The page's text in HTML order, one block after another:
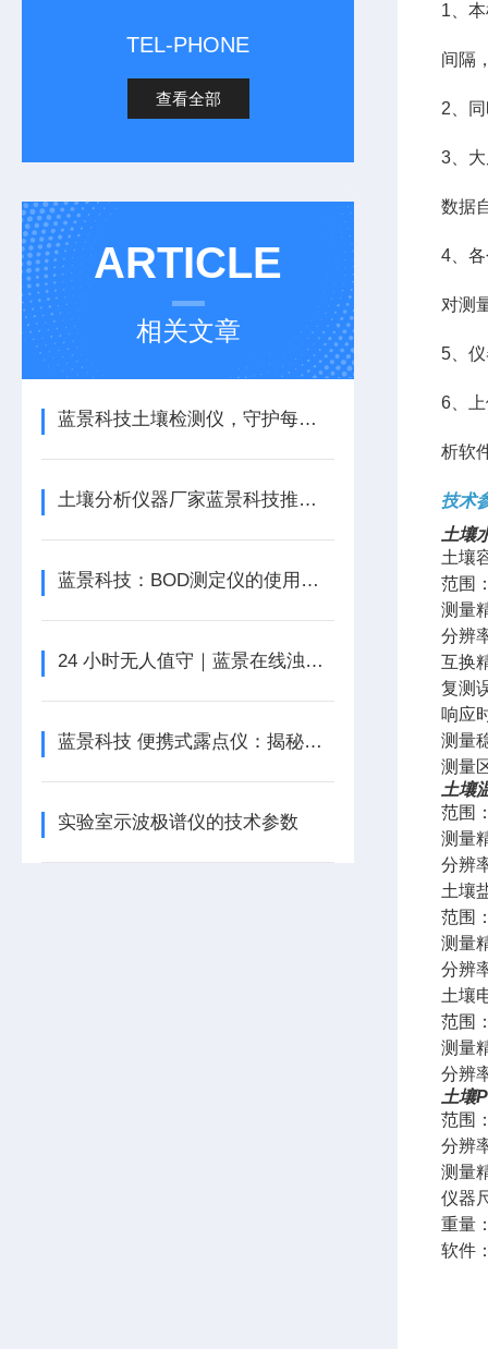
TEL-PHONE
查看全部
ARTICLE
相关文章
蓝景科技土壤检测仪，守护每一寸沃土
土壤分析仪器厂家蓝景科技推出LJ-GT1土壤检测仪——农业服务部门的新利器
蓝景科技：BOD测定仪的使用指南
24 小时无人值守｜蓝景在线浊度仪，智慧水务自动化监测核心设备
蓝景科技 便携式露点仪：揭秘气体干燥度背后的“隐形守护者”
实验室示波极谱仪的技术参数
1、
间隔
2、
3、
数据
4、
对测
5、
6、
析软
技术
土壤
土壤
范围
测量
分辨
互换
复测
响应
测量
测量
土壤
范围
测量
分辨
土壤
范围
测量
分辨
土壤
范围
测量
分辨
土壤
范围
分辨
测量
仪器
重量
软件